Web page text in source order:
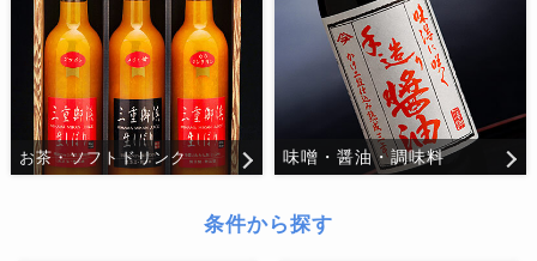
お茶・ソフトドリンク 味噌・醤油・調味料
条件から探す